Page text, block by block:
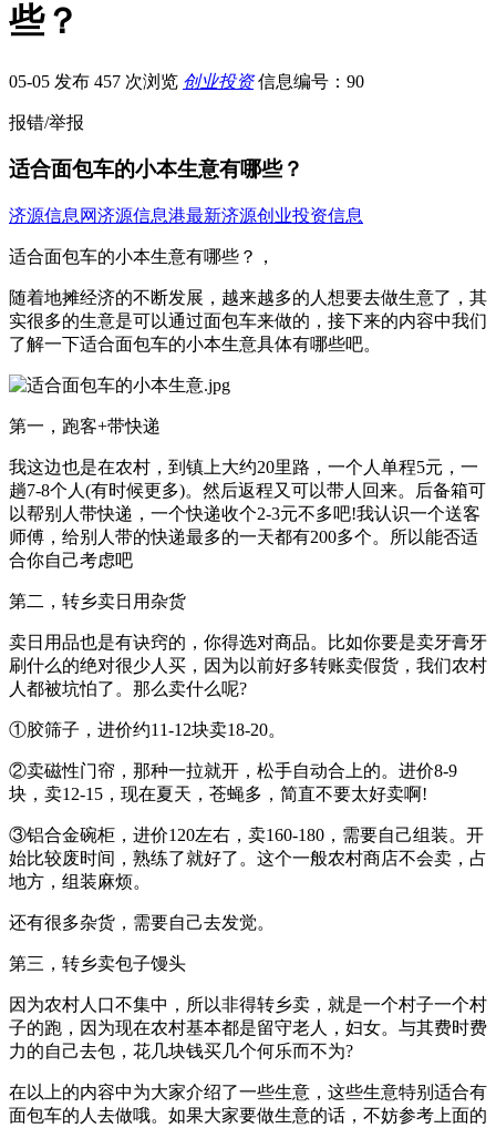
些？
05-05 发布 457 次浏览 创业投资 信息编号：90
报错/举报
适合面包车的小本生意有哪些？
济源信息网济源信息港最新济源创业投资信息
适合面包车的小本生意有哪些？，
随着地摊经济的不断发展，越来越多的人想要去做生意了，其
实很多的生意是可以通过面包车来做的，接下来的内容中我们
了解一下适合面包车的小本生意具体有哪些吧。
第一，跑客+带快递
我这边也是在农村，到镇上大约20里路，一个人单程5元，一
趟7-8个人(有时候更多)。然后返程又可以带人回来。后备箱可
以帮别人带快递，一个快递收个2-3元不多吧!我认识一个送客
师傅，给别人带的快递最多的一天都有200多个。所以能否适
合你自己考虑吧
第二，转乡卖日用杂货
卖日用品也是有诀窍的，你得选对商品。比如你要是卖牙膏牙
刷什么的绝对很少人买，因为以前好多转账卖假货，我们农村
人都被坑怕了。那么卖什么呢?
①胶筛子，进价约11-12块卖18-20。
②卖磁性门帘，那种一拉就开，松手自动合上的。进价8-9
块，卖12-15，现在夏天，苍蝇多，简直不要太好卖啊!
③铝合金碗柜，进价120左右，卖160-180，需要自己组装。开
始比较废时间，熟练了就好了。这个一般农村商店不会卖，占
地方，组装麻烦。
还有很多杂货，需要自己去发觉。
第三，转乡卖包子馒头
因为农村人口不集中，所以非得转乡卖，就是一个村子一个村
子的跑，因为现在农村基本都是留守老人，妇女。与其费时费
力的自己去包，花几块钱买几个何乐而不为?
在以上的内容中为大家介绍了一些生意，这些生意特别适合有
面包车的人去做哦。如果大家要做生意的话，不妨参考上面的